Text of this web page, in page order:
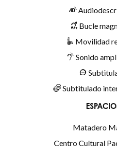
Bucle
Movilidad
Sonido
Subtitulado
Matadero
Centro Cultural